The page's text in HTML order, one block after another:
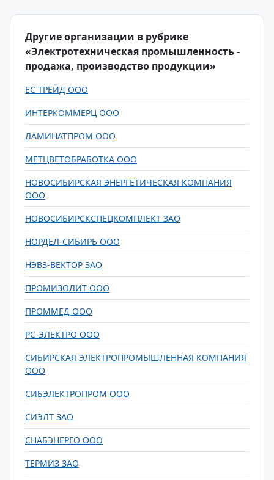
Другие организации в рубрике
«Электротехническая промышленность -
продажа, производство продукции»
ЕС ТРЕЙД ООО
ИНТЕРКОММЕРЦ ООО
ЛАМИНАТПРОМ ООО
МЕТЦВЕТОБРАБОТКА ООО
НОВОСИБИРСКАЯ ЭНЕРГЕТИЧЕСКАЯ КОМПАНИЯ
ООО
НОВОСИБИРСКСПЕЦКОМПЛЕКТ ЗАО
НОРДЕЛ-СИБИРЬ ООО
НЭВЗ-ВЕКТОР ЗАО
ПРОМИЗОЛИТ ООО
ПРОММЕД ООО
РС-ЭЛЕКТРО ООО
СИБИРСКАЯ ЭЛЕКТРОПРОМЫШЛЕННАЯ КОМПАНИЯ
ООО
СИБЭЛЕКТРОПРОМ ООО
СИЭЛТ ЗАО
СНАБЭНЕРГО ООО
ТЕРМИЗ ЗАО